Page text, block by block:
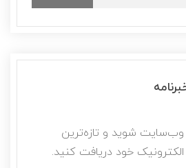
وب‌سایت شوید و تازه‌ترین
خود دریافت کنید.